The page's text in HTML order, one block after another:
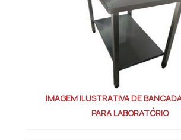
IMAGEM ILUSTRATIVA DE
PARA LABORATÓRIO